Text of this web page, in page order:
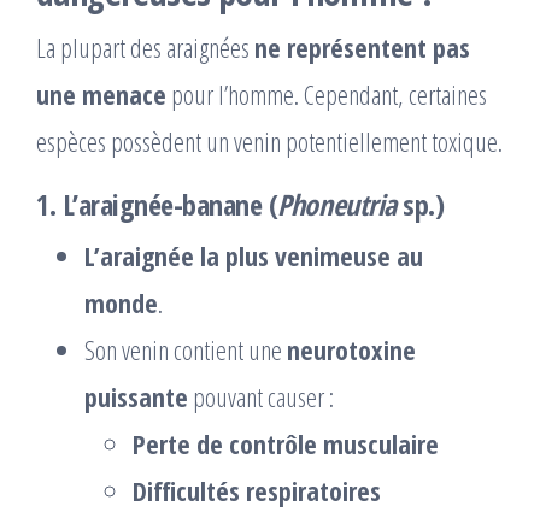
La plupart des araignées ne représentent pas
une menace pour l’homme. Cependant, certaines
espèces possèdent un venin potentiellement toxique.
1. L’araignée-banane(Phoneutriasp.)
L’araignée la plus venimeuse au
monde.
Son venin contient une neurotoxine
puissante pouvant causer :
Perte de contrôle musculaire
Difficultés respiratoires